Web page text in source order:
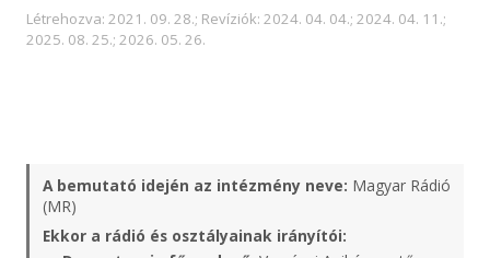
Létrehozva: 2021. 09. 28.; Revíziók: 2024. 04. 04.; 2024. 04. 11.;
2025. 08. 25.; 2026. 05. 26.
A bemutató idején az intézmény neve: Magyar Rádió
(MR)
Ekkor a rádió és osztályainak irányítói: